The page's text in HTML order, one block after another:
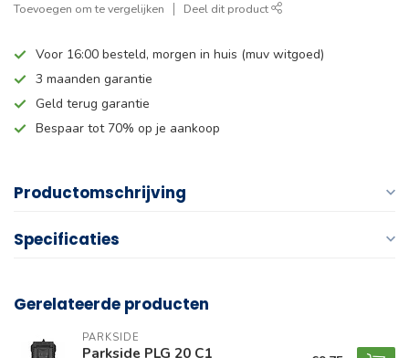
Toevoegen om te vergelijken Deel dit product
Voor 16:00 besteld, morgen in huis (muv witgoed)
3 maanden garantie
Geld terug garantie
Bespaar tot 70% op je aankoop
Productomschrijving
Specificaties
Gerelateerde producten
PARKSIDE
Parkside PLG 20 C1